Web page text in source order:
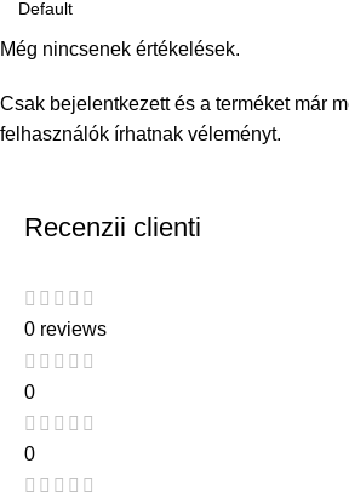
Még nincsenek értékelések.
Csak bejelentkezett és a terméket már
felhasználók írhatnak véleményt.
Recenzii clienti
0 reviews
0
0